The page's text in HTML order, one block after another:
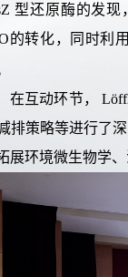
型还原酶的发现
的转化， 同时利
在互动环节，
排策略等进行了
展环境微生物学